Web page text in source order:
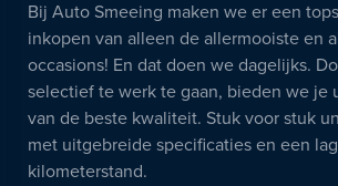
Bij Auto Smeeing maken we er een
inkopen van alleen de allermooiste en
occasions! En dat doen we dagelijks.
selectief te werk te gaan, bieden we je
van de beste kwaliteit. Stuk voor stuk
met uitgebreide specificaties en een
kilometerstand.